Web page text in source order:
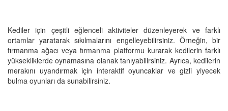
Kediler için çeşitli eğlenceli aktiviteler düzenleyerek ve farklı
ortamlar yaratarak sıkılmalarını engelleyebilirsiniz. Örneğin, bir
tırmanma ağacı veya tırmanma platformu kurarak kedilerin farklı
yüksekliklerde oynamasına olanak tanıyabilirsiniz. Ayrıca, kedilerin
merakını uyandırmak için interaktif oyuncaklar ve gizli yiyecek
bulma oyunları da sunabilirsiniz.